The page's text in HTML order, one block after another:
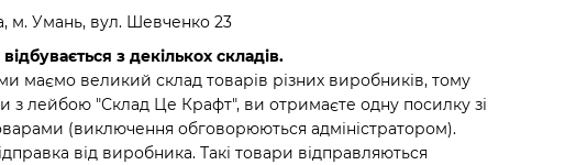
м. Умань, вул. Шевченко 23
з декількох складів.
маємо великий склад товарів різних виробників, тому
з лейбою "Склад Це Крафт", ви отримаєте одну посилку зі
(виключення обговорюються адміністратором).
від виробника. Такі товари відправляються